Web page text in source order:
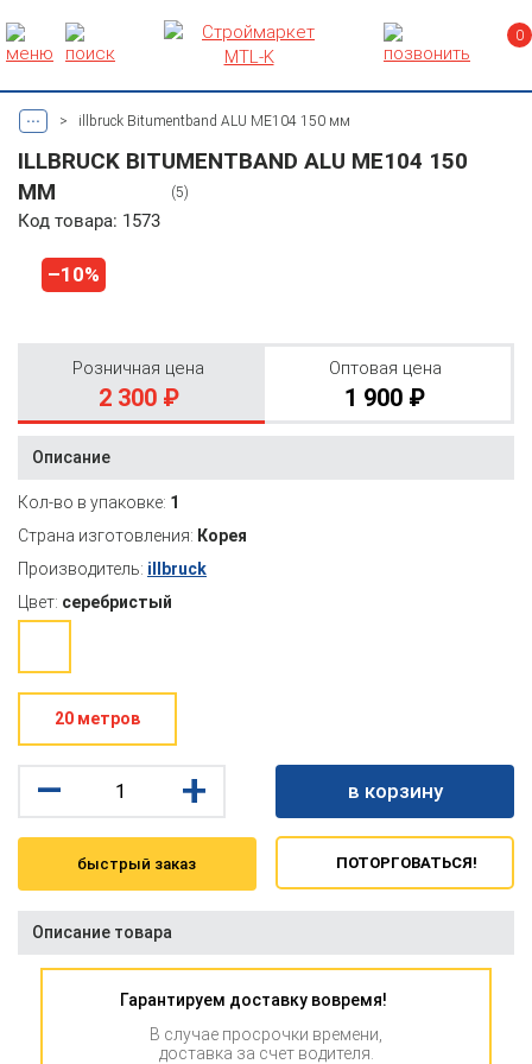
0
... > illbruck Bitumentband ALU ME104 150 мм
ILLBRUCK BITUMENTBAND ALU ME104 150
ММ
(5)
Код товара: 1573
–10%
Розничная цена
2 300 ₽
Оптовая цена
1 900 ₽
Описание
Кол-во в упаковке: 1
Страна изготовления: Корея
Производитель: illbruck
Цвет: серебристый
20 метров
– + в корзину
быстрый заказ ПОТОРГОВАТЬСЯ!
Описание товара
Гарантируем доставку вовремя!
В случае просрочки времени,
доставка за счет водителя.